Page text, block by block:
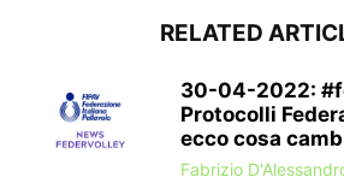
RELATED
30-04-2022:
Protocolli
ecco cosa
Fabrizio